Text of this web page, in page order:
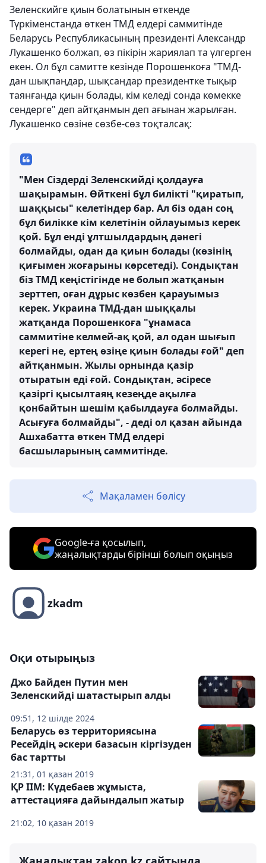
Зеленскийге қиын болатынын өткенде
Түркіменстанда өткен ТМД елдері саммитінде
Беларусь Республикасының президенті Александр
Лукашенко болжап, өз пікірін жариялап та үлгерген
екен. Ол бұл самитте кезінде Порошенкоға "ТМД-
дан шықпаңдар, шықсаңдар президентке тықыр
таянғанда қиын болады, кім келеді сонда көмекке
сендерге" деп айтқанмын деп ағынан жарылған.
Лукашенко сөзіне сөзбе-сөз тоқталсақ:
"Мен Сіздерді Зеленскийді қолдауға
шақырамын. Өйткені бұл билікті "қиратып,
шаққысы" келетіндер бар. Ал біз одан соң
бұл билікке кім келетінін ойлауымыз керек
қой. Бұл енді ұлтшылдардың дәнегі
болмайды, одан да қиын болады (көзінің
қиғымен жоғарыны көрсетеді). Сондықтан
біз ТМД кеңістігінде не болып жатқанын
зерттеп, оған дұрыс көзбен қарауымыз
керек. Украина ТМД-дан шыққалы
жатқанда Порошенкоға "ұнамаса
саммитіне келмей-ақ қой, ал одан шығып
керегі не, ертең өзіңе қиын болады ғой" деп
айтқанмын. Жылы орнында қазір
отыратын еді ғой. Сондықтан, әсіресе
қазіргі қысылтаяң кезеңде ақылға
қонбайтын шешім қабылдауға болмайды.
Асығуға болмайды", - деді ол қазан айында
Ашхабатта өткен ТМД елдері
басшыларының саммитінде.
Мақаламен бөлісу
Google-ға қосылып,
жаңалықтарды бірінші болып оқыңыз
zkadm
Оқи отырыңыз
09:51, 12 шілде 2024
Джо Байден Путин мен
Зеленскийді шатастырып алды
21:31, 01 қазан 2019
Беларусь өз территориясына
Ресейдің әскери базасын кіргізуден
бас тартты
21:02, 10 қазан 2019
ҚР ІІМ: Күдебаев жұмыста,
аттестацияға дайындалып жатыр